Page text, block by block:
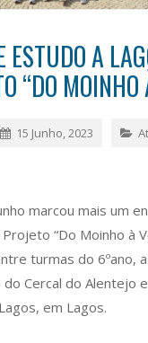
ESTUDO A
“DO MOINHO
15 Junho, 2023
marcou mais um
“Do Moinho à
turmas do 6ºano,
Cercal do Alentejo
em Lagos.